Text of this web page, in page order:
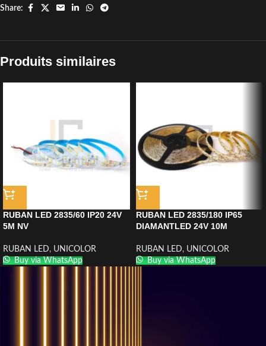
Share:
Produits similaires
RUBAN LED 2835/60 IP20 24V
5M NV
RUBAN LED, UNICOLOR
Buy via WhatsApp
RUBAN LED 2835/180 IP65
DIAMANTLED 24V 10M
RUBAN LED, UNICOLOR
Buy via WhatsApp